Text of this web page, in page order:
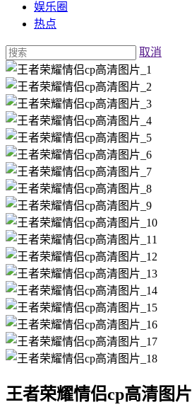
娱乐圈
热点
取消
王者荣耀情侣cp高清图片